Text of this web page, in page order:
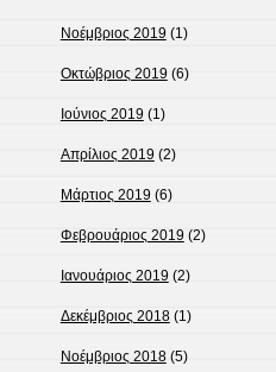
Νοέμβριος 2019(1)
Οκτώβριος 2019(6)
Ιούνιος 2019(1)
Απρίλιος 2019 (2)
Μάρτιος 2019 (6)
Φεβρουάριος 2019(2)
Ιανουάριος 2019 (2)
Δεκέμβριος 2018(1)
Νοέμβριος 2018(5)